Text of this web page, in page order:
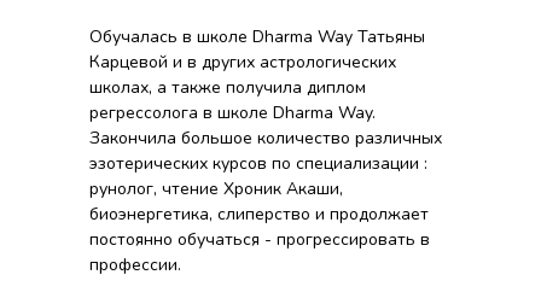
Обучалась в школе Dharma Way Татьяны
Карцевой и в других астрологических
школах, а также получила диплом
регрессолога в школе Dharma Way.
Закончила большое количество различных
эзотерических курсов по специализации :
рунолог, чтение Хроник Акаши,
биоэнергетика, слиперство и продолжает
постоянно обучаться - прогрессировать в
профессии.